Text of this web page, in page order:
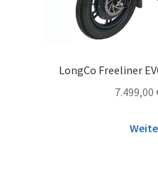
LongCo Freeliner
7.499,00